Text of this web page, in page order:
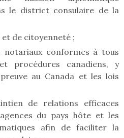
le district consulaire de la
de citoyenneté ;
notariaux conformes à tous
procédures canadiens, y
au Canada et les lois
de relations efficaces
du pays hôte et les
afin de faciliter la